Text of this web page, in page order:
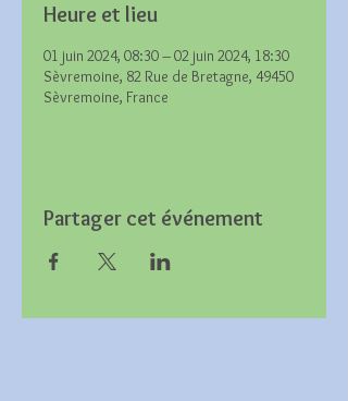
Heure et lieu
01 juin 2024, 08:30 – 02 juin 2024, 18:30
Sèvremoine, 82 Rue de Bretagne, 49450
Sèvremoine, France
Partager cet événement